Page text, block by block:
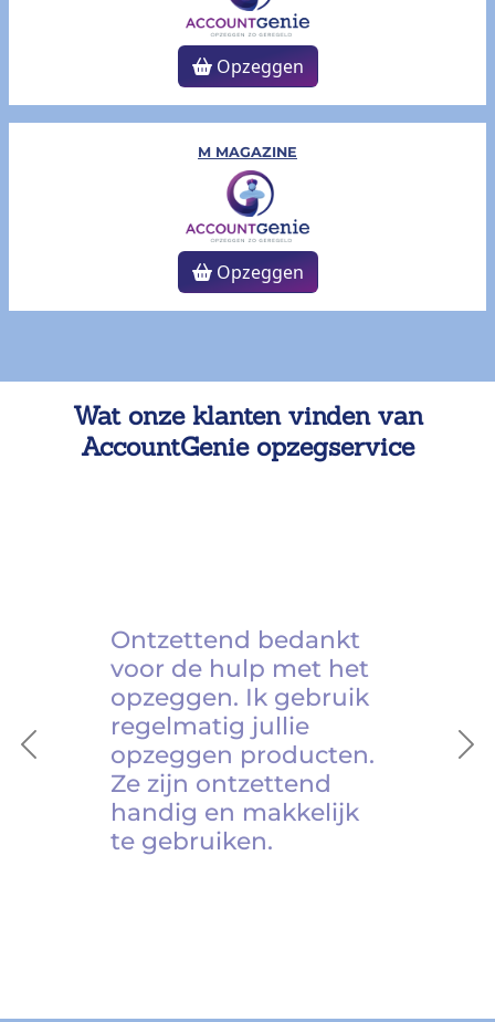
Opzeggen
M MAGAZINE
Opzeggen
Wat onze klanten vinden van
AccountGenie opzegservice
Previous
Ontzettend bedankt
voor de hulp met het
opzeggen. Ik gebruik
regelmatig jullie
opzeggen producten.
Ze zijn ontzettend
handig en makkelijk
te gebruiken.